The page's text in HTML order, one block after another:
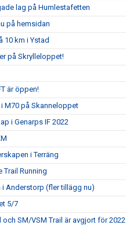
lag på Humlestafetten
på hemsidan
10 km i Ystad
på Skrylleloppet!
är öppen!
M70 på Skanneloppet
i Genarps IF 2022
i Terräng
Trail Running
i Anderstorp (fler tillägg nu)
5/7
och SM/VSM Trail är avgjort för 2022